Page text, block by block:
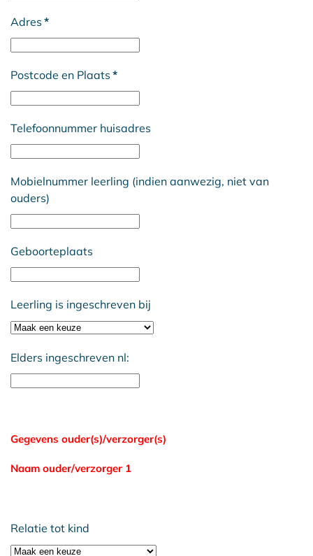
Adres *
Postcode en Plaats *
Telefoonnummer huisadres
Mobielnummer leerling (indien aanwezig, niet van
ouders)
Geboorteplaats
Leerling is ingeschreven bij
Elders ingeschreven nl:
Gegevens ouder(s)/verzorger(s)
Naam ouder/verzorger 1
Relatie tot kind